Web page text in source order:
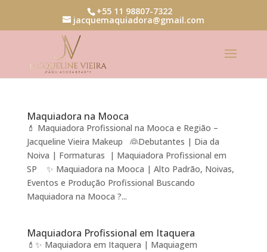
+55 11 98807-7322
jacquemaquiadora@gmail.com
Maquiadora na Mooca
💄 Maquiadora Profissional na Mooca e Região –
Jacqueline Vieira Makeup 👰Debutantes | Dia da
Noiva | Formaturas | Maquiadora Profissional em
SP ✨ Maquiadora na Mooca | Alto Padrão, Noivas,
Eventos e Produção Profissional Buscando
Maquiadora na Mooca ?...
Maquiadora Profissional em Itaquera
💄✨ Maquiadora em Itaquera | Maquiagem